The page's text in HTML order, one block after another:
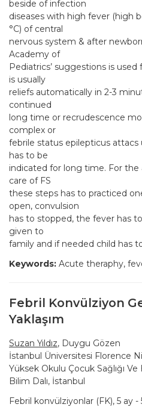
beside of infection
diseases with high fever (high
°C) of central
nervous system & after
Academy of
Pediatrics’ suggestions is
is usually
reliefs automatically in 2-3
continued
long time or recrudescence
complex or
febrile status epilepticus attacs
has to be
indicated for long time. For
care of FS
these steps has to practiced
open, convulsion
has to stopped, the fever has
given to
family and if needed child has
Keywords: Acute theraphy,
Febril Konvülziyon
Yaklaşım
Suzan Yıldız, Duygu Gözen
İstanbul Üniversitesi Florence
Yüksek Okulu Çocuk Sağlığı
Bilim Dalı, İstanbul
Febril konvülziyonlar (FK), 5 ay